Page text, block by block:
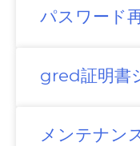
パスワード
gred証明書
メンテナン